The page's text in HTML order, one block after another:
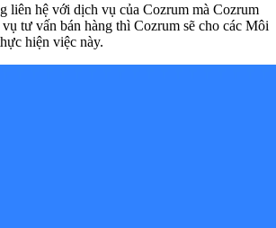
liên hệ với dịch vụ của Cozrum mà Cozrum
tư vấn bán hàng thì Cozrum sẽ cho các Môi
hiện việc này.